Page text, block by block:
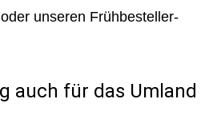
unseren Frühbesteller-
auch für das Umland